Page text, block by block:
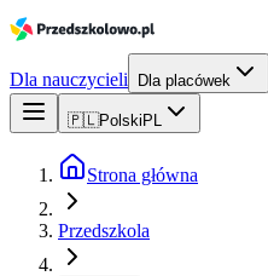
Dla nauczycieli Dla placówek
🇵🇱Polski PL
Strona główna
Przedszkola